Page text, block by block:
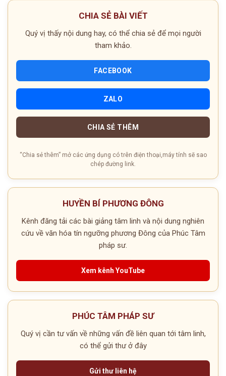
CHIA SẺ BÀI VIẾT
Quý vị thấy nội dung hay, có thể chia sẻ để mọi người
tham khảo.
FACEBOOK
ZALO
CHIA SẺ THÊM
“Chia sẻ thêm” mở các ứng dụng có trên điện thoại,máy tính sẽ sao
chép đường link.
HUYỀN BÍ PHƯƠNG ĐÔNG
Kênh đăng tải các bài giảng tâm linh và nội dung nghiên
cứu về văn hóa tín ngưỡng phương Đông của Phúc Tâm
pháp sư.
Xem kênh YouTube
PHÚC TÂM PHÁP SƯ
Quý vị cần tư vấn về những vấn đề liên quan tới tâm linh,
có thể gửi thư ở đây
Gửi thư liên hệ